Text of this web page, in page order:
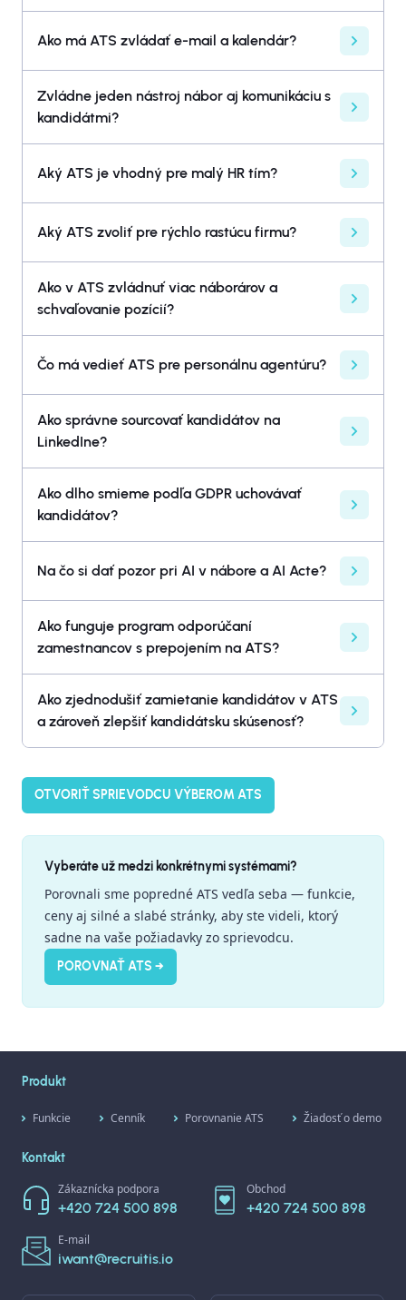
Ako má ATS zvládať e-mail a kalendár?
Zvládne jeden nástroj nábor aj komunikáciu s
kandidátmi?
Aký ATS je vhodný pre malý HR tím?
Aký ATS zvoliť pre rýchlo rastúcu firmu?
Ako v ATS zvládnuť viac náborárov a
schvaľovanie pozícií?
Čo má vedieť ATS pre personálnu agentúru?
Ako správne sourcovať kandidátov na
LinkedIne?
Ako dlho smieme podľa GDPR uchovávať
kandidátov?
Na čo si dať pozor pri AI v nábore a AI Acte?
Ako funguje program odporúčaní
zamestnancov s prepojením na ATS?
Ako zjednodušiť zamietanie kandidátov v ATS
a zároveň zlepšiť kandidátsku skúsenosť?
OTVORIŤ SPRIEVODCU VÝBEROM ATS
Vyberáte už medzi konkrétnymi systémami?
Porovnali sme popredné ATS vedľa seba — funkcie,
ceny aj silné a slabé stránky, aby ste videli, ktorý
sadne na vaše požiadavky zo sprievodcu.
POROVNAŤ ATS →
Produkt
Funkcie Cenník Porovnanie ATS Žiadosť o demo
Kontakt
Zákaznícka podpora
+420 724 500 898
Obchod
+420 724 500 898
E-mail
iwant@recruitis.io